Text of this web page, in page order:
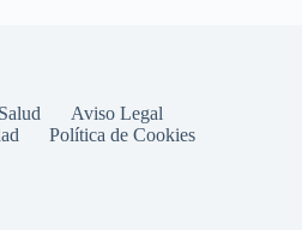
Aviso Legal
Política de Cookies